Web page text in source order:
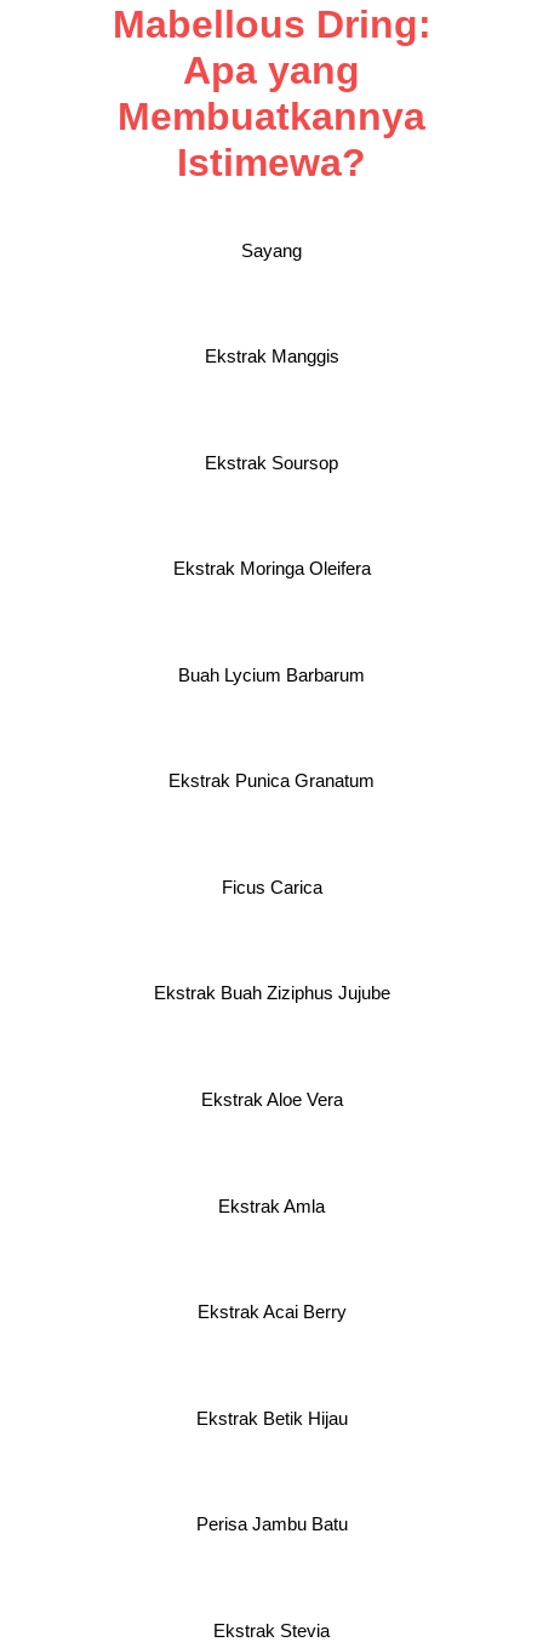
Mabellous Dring:
Apa yang
Membuatkannya
Istimewa?
Sayang
Ekstrak Manggis
Ekstrak Soursop
Ekstrak Moringa Oleifera
Buah Lycium Barbarum
Ekstrak Punica Granatum
Ficus Carica
Ekstrak Buah Ziziphus Jujube
Ekstrak Aloe Vera
Ekstrak Amla
Ekstrak Acai Berry
Ekstrak Betik Hijau
Perisa Jambu Batu
Ekstrak Stevia